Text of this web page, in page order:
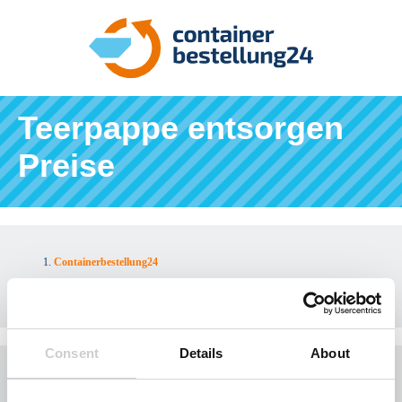
Consent Details About
Teerpappe entsorgen
Preise
Containerbestellung24